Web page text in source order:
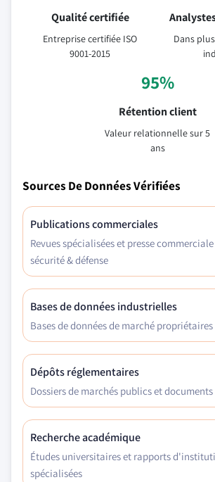
Qualité certifiée
Entreprise certifiée ISO
9001-2015
Dans
95%
Rétention client
Valeur relationnelle sur 5
ans
Sources De Données Vérifiées
Publications commerciales
Revues spécialisées et presse
sécurité & défense
Bases de données industrielles
Bases de données de marché
Dépôts réglementaires
Dossiers de marchés publics et
Recherche académique
Études universitaires et rapports
spécialisées